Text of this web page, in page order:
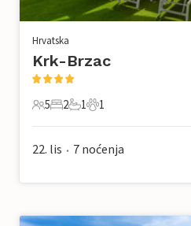
Hrvatska
Krk-Brzac
5 Gosti
5
2 Spavaće sobe
2
1 Kupaonica
1
1 Kućni ljubimac
1
22. lis • 7 noćenja